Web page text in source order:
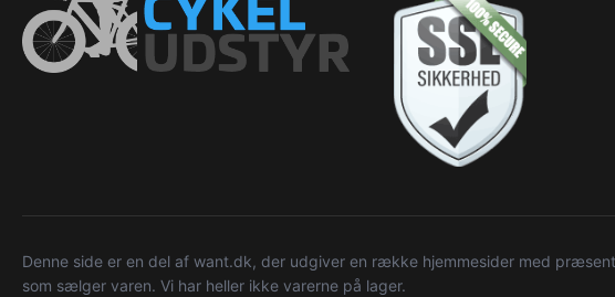
Denne side er en del af want.dk, der udgiver en række hjemmesider med
som sælger varen. Vi har heller ikke varerne på lager.